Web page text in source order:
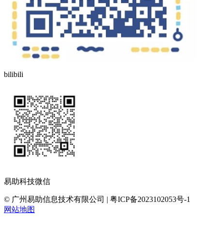
bilibili
易助科技微信
© 广州易助信息技术有限公司 | 粤ICP备2023102053号-1
网站地图